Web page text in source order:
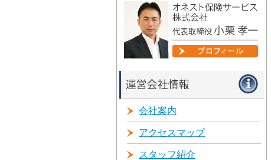
会社案内
アクセスマップ
スタッフ紹介